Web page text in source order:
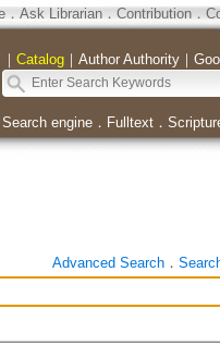
． Ask Librarian． Contribution．
｜ Catalog｜ Author Authority｜
Search engine． Fulltext．
Advanced Search．